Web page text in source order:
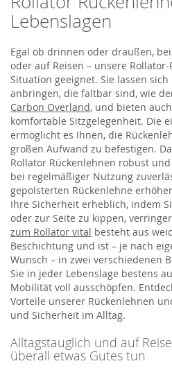
Lebenslagen
Egal ob drinnen oder draußen,
oder auf Reisen – unsere
Situation geeignet. Sie lassen
anbringen, die faltbar sind, wie
Carbon Overland, und bieten
komfortable Sitzgelegenheit. Die
ermöglicht es Ihnen, die
großen Aufwand zu befestigen.
Rollator Rückenlehnen robust
bei regelmäßiger Nutzung
gepolsterten Rückenlehne
Ihre Sicherheit erheblich, indem
oder zur Seite zu kippen,
zum Rollator vital besteht aus
Beschichtung und ist – je nach
Wunsch – in zwei verschiedenen
Sie in jeder Lebenslage bestens
Mobilität voll ausschöpfen.
Vorteile unserer Rückenlehnen
und Sicherheit im Alltag.
Alltagstauglich und auf
überall etwas Gutes tun